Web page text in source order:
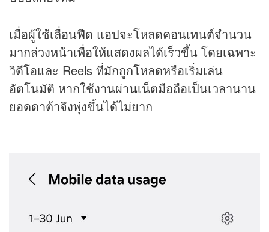
เมื่อผู้ใช้เลื่อนฟีด แอปจะโหลดคอนเทนต์จำนวน
มากล่วงหน้าเพื่อให้แสดงผลได้เร็วขึ้น โดยเฉพาะ
วิดีโอและ Reels ที่มักถูกโหลดหรือเริ่มเล่น
อัตโนมัติ หากใช้งานผ่านเน็ตมือถือเป็นเวลานาน
ยอดดาต้าจึงพุ่งขึ้นได้ไม่ยาก